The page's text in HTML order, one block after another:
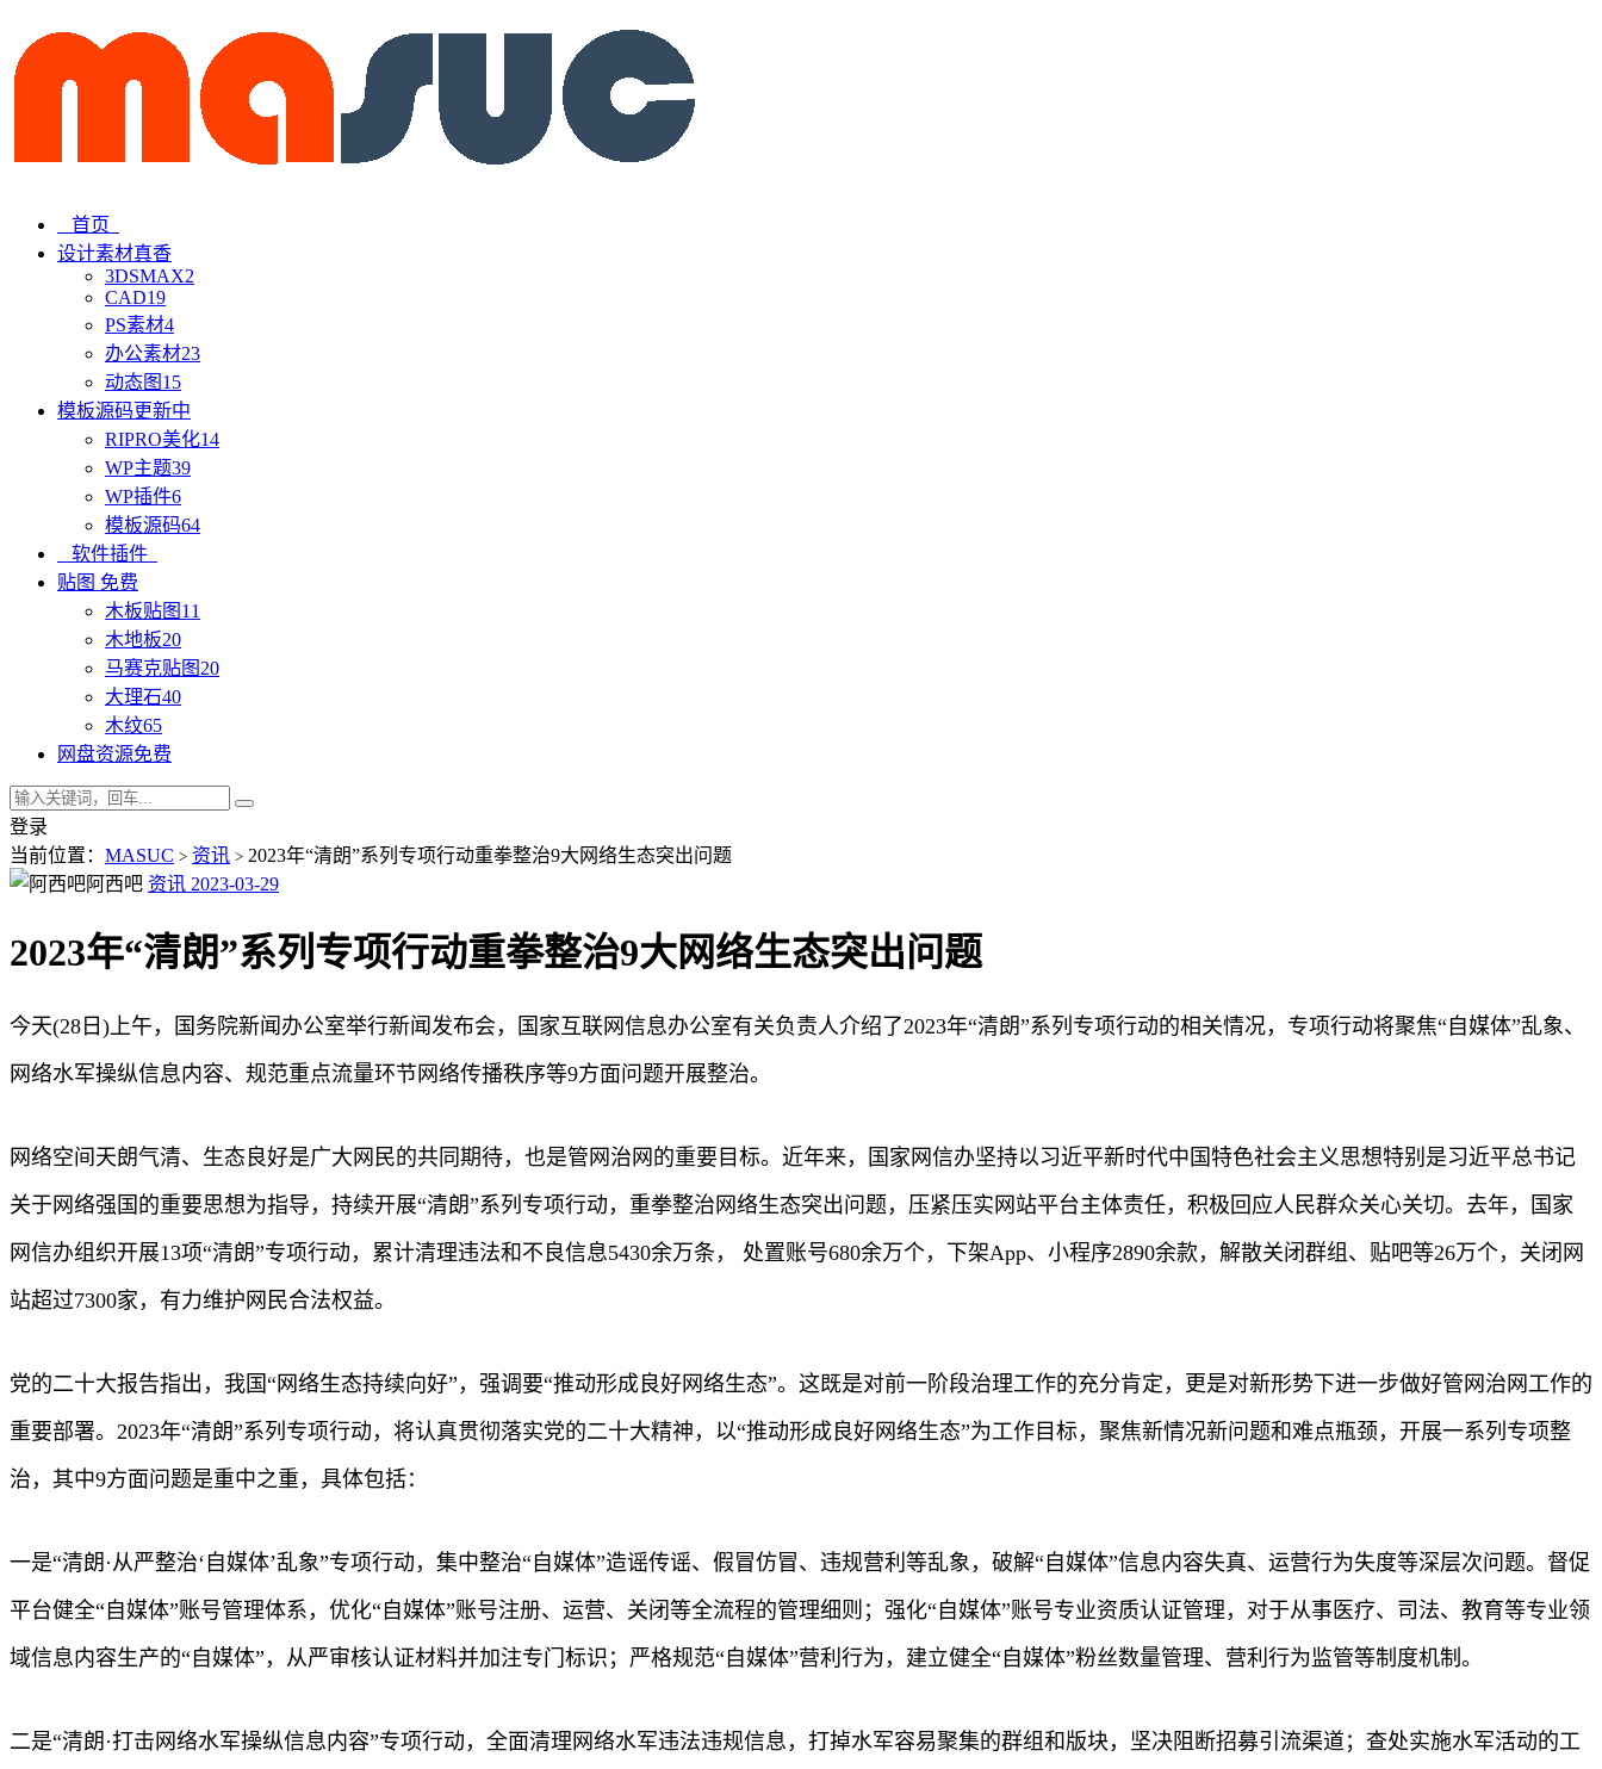
首页
设计素材真香
3DSMAX2
CAD19
PS素材4
办公素材23
动态图 15
模板源码更新中
RIPRO美化14
WP主题39
WP插件6
模板源码64
软件插件
贴图 免费
木板贴图 11
木地板20
马赛克贴图 20
大理石40
木纹65
网盘资源免费
登录
当前位置： MASUC > 资讯 > 2023年“清朗”系列专项行动重拳整治9大网络生态突出问题
阿西吧 资讯 2023-03-29
2023年“清朗”系列专项行动重拳整治9大网络生态突出问题
今天(28日)上午，国务院新闻办公室举行新闻发布会，国家互联网信息办公室有关负责人介绍了2023年“清朗”系列专项行动的相关情况，专项行动将聚焦“自媒体”乱象、
网络水军操纵信息内容、规范重点流量环节网络传播秩序等9方面问题开展整治。
网络空间天朗气清、生态良好是广大网民的共同期待，也是管网治网的重要目标。近年来，国家网信办坚持以习近平新时代中国特色社会主义思想特别是习近平总书记
关于网络强国的重要思想为指导，持续开展“清朗”系列专项行动，重拳整治网络生态突出问题，压紧压实网站平台主体责任，积极回应人民群众关心关切。去年，国家
网信办组织开展13项“清朗”专项行动，累计清理违法和不良信息5430余万条， 处置账号680余万个，下架App、小程序2890余款，解散关闭群组、贴吧等26万个，关闭网
站超过7300家，有力维护网民合法权益。
党的二十大报告指出，我国“网络生态持续向好”，强调要“推动形成良好网络生态”。这既是对前一阶段治理工作的充分肯定，更是对新形势下进一步做好管网治网工作的
重要部署。2023年“清朗”系列专项行动，将认真贯彻落实党的二十大精神，以“推动形成良好网络生态”为工作目标，聚焦新情况新问题和难点瓶颈，开展一系列专项整
治，其中9方面问题是重中之重，具体包括：
一是“清朗·从严整治‘自媒体’乱象”专项行动，集中整治“自媒体”造谣传谣、假冒仿冒、违规营利等乱象，破解“自媒体”信息内容失真、运营行为失度等深层次问题。督促
平台健全“自媒体”账号管理体系，优化“自媒体”账号注册、运营、关闭等全流程的管理细则；强化“自媒体”账号专业资质认证管理，对于从事医疗、司法、教育等专业领
域信息内容生产的“自媒体”，从严审核认证材料并加注专门标识；严格规范“自媒体”营利行为，建立健全“自媒体”粉丝数量管理、营利行为监管等制度机制。
二是“清朗·打击网络水军操纵信息内容”专项行动，全面清理网络水军违法违规信息，打掉水军容易聚集的群组和版块，坚决阻断招募引流渠道；查处实施水军活动的工